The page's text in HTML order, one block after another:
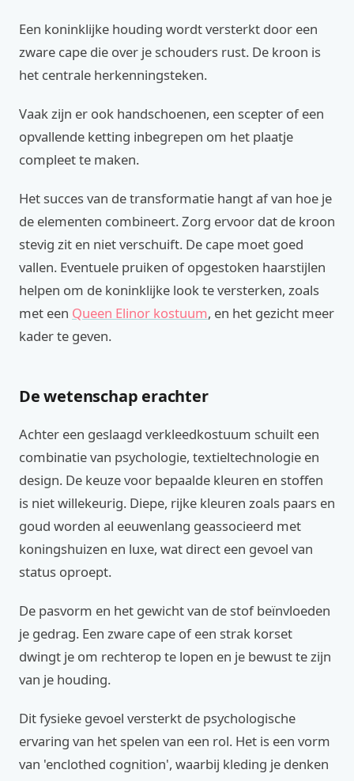
Een koninklijke houding wordt versterkt door een
zware cape die over je schouders rust. De kroon is
het centrale herkenningsteken.
Vaak zijn er ook handschoenen, een scepter of een
opvallende ketting inbegrepen om het plaatje
compleet te maken.
Het succes van de transformatie hangt af van hoe je
de elementen combineert. Zorg ervoor dat de kroon
stevig zit en niet verschuift. De cape moet goed
vallen. Eventuele pruiken of opgestoken haarstijlen
helpen om de koninklijke look te versterken, zoals
met een Queen Elinor kostuum, en het gezicht meer
kader te geven.
De wetenschap erachter
Achter een geslaagd verkleedkostuum schuilt een
combinatie van psychologie, textieltechnologie en
design. De keuze voor bepaalde kleuren en stoffen
is niet willekeurig. Diepe, rijke kleuren zoals paars en
goud worden al eeuwenlang geassocieerd met
koningshuizen en luxe, wat direct een gevoel van
status oproept.
De pasvorm en het gewicht van de stof beïnvloeden
je gedrag. Een zware cape of een strak korset
dwingt je om rechterop te lopen en je bewust te zijn
van je houding.
Dit fysieke gevoel versterkt de psychologische
ervaring van het spelen van een rol. Het is een vorm
van 'enclothed cognition', waarbij kleding je denken